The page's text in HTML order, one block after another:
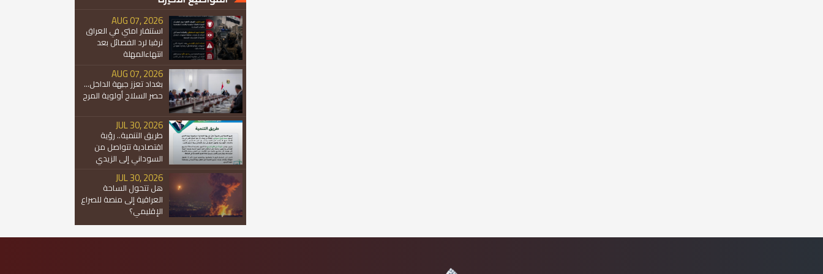
AUG 07, 2026
استنفار امتي في العراق
ترقبا لرد الفصائل بعد
انتهاءالمهلة
AUG 07, 2026
بغداد تعزز جبهة الداخل...
حصر السلاح أولوية المرح
JUL 30, 2026
طريق التنمية.. رؤية
اقتصادية تتواصل من
السوداني إلى الزيدي
JUL 30, 2026
هل تتحول الساحة
العراقية إلى منصة للصراع
الإقليمي؟